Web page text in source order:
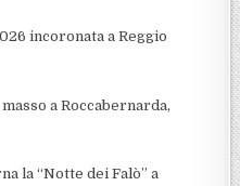
incoronata a Reggio
a Roccabernarda,
la “Notte dei Falò” a